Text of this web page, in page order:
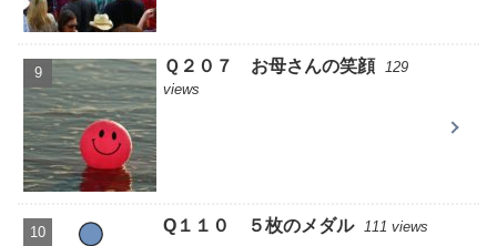
Ｑ２０７ お母さんの笑顔
129
views
Q１１０ ５枚のメダル 111 views